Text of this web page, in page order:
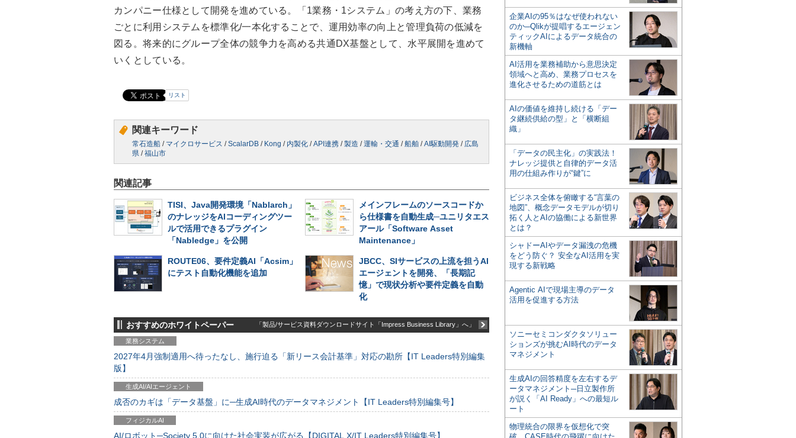
カンパニー仕様として開発を進めている。「1業務・1システム」の考え方の下、業務
ごとに利用システムを標準化/一本化することで、運用効率の向上と管理負荷の低減を
図る。将来的にグループ全体の競争力を高める共通DX基盤として、水平展開を進めて
いくとしている。
リスト
関連キーワード
常石造船 / マイクロサービス /ScalarDB / Kong / 内製化 /API連携 /製造 /運輸・交通 /船舶 /AI駆動開発 / 広島
県 /福山市
関連記事
TISI、Java開発環境「Nablarch」
のナレッジをAIコーディングツー
ルで活用できるプラグイン
「Nabledge」を公開
メインフレームのソースコードか
ら仕様書を自動生成─ユニリタエス
アール「Software Asset
Maintenance」
ROUTE06、要件定義AI「Acsim」
にテスト自動化機能を追加
JBCC、SIサービスの上流を担うAI
エージェントを開発、「長期記
憶」で現状分析や要件定義を自動
化
おすすめのホワイトペーパー 「製品/サービス資料ダウンロードサイト「Impress Business Library」へ」
業務システム
2027年4月強制適用へ待ったなし、施行迫る「新リース会計基準」対応の勘所【IT Leaders特別編集
版】
生成AI/AIエージェント
成否のカギは「データ基盤」に─生成AI時代のデータマネジメント【IT Leaders特別編集号】
フィジカルAI
AI/ロボット─Society 5.0に向けた社会実装が広がる【DIGITAL X/IT Leaders特別編集号】
企業AIの95％はなぜ使われない
のか─Qlikが提唱するエージェン
ティックAIによるデータ統合の
新機軸
AI活用を業務補助から意思決定
領域へと高め、業務プロセスを
進化させるための道筋とは
AIの価値を維持し続ける「デー
タ継続供給の型」と「横断組
織」
「データの民主化」の実践法！
ナレッジ提供と自律的データ活
用の仕組み作りが“鍵”に
ビジネス全体を俯瞰する“言葉の
地図”、概念データモデルが切り
拓く人とAIの協働による新世界
とは？
シャドーAIやデータ漏洩の危機
をどう防ぐ？ 安全なAI活用を実
現する新戦略
Agentic AIで現場主導のデータ
活用を促進する方法
ソニーセミコンダクタソリュー
ションズが挑むAI時代のデータ
マネジメント
生成AIの回答精度を左右するデ
ータマネジメント─日立製作所
が説く「AI Ready」への最短ル
ート
物理統合の限界を仮想化で突